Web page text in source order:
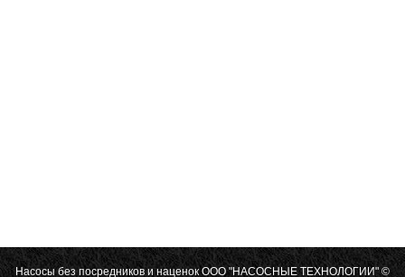
Насосы без посредников и наценокООО "НАСОСНЫЕ ТЕХНОЛОГИИ" ©